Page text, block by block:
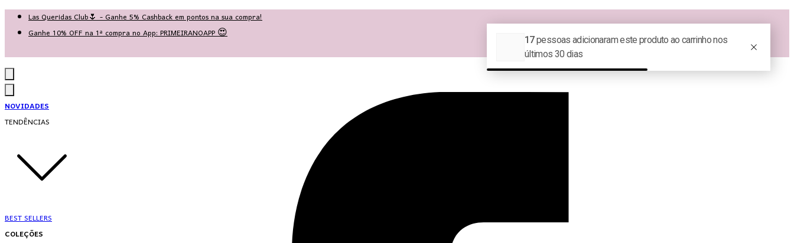
Las Queridas Club🌷 - Ganhe 5% Cashback em pontos na sua compra!
Ganhe 10% OFF na 1ª compra no App: PRIMEIRANOAPP 😍
NOVIDADES
TENDÊNCIAS
BEST SELLERS
COLEÇÕES